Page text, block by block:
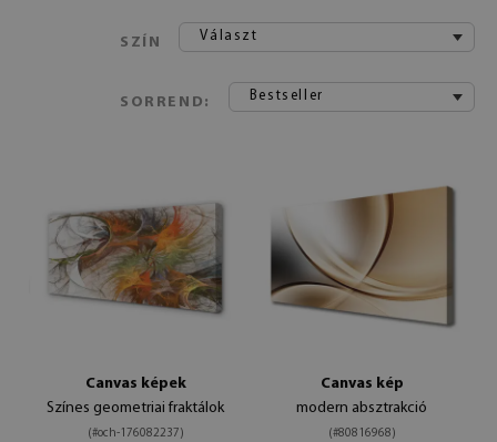
SZÍN Választ
SORREND: Bestseller
Canvas képek
Színes geometriai fraktálok
(#och-176082237)
Canvas kép
modern absztrakció
(#80816968)